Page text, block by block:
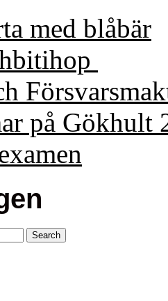
med blåbär
på Gökhult